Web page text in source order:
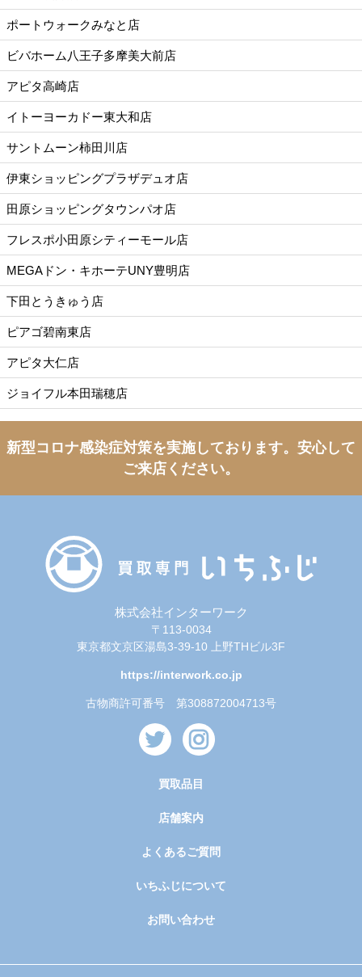
ポートウォークみなと店
ビバホーム八王子多摩美大前店
アピタ高崎店
イトーヨーカドー東大和店
サントムーン柿田川店
伊東ショッピングプラザデュオ店
田原ショッピングタウンパオ店
フレスポ小田原シティーモール店
MEGAドン・キホーテUNY豊明店
下田とうきゅう店
ピアゴ碧南東店
アピタ大仁店
ジョイフル本田瑞穂店
新型コロナ感染症対策を実施しております。 安心して
ご来店ください。
株式会社インターワーク
〒113-0034
東京都文京区湯島3-39-10 上野THビル3F
https://interwork.co.jp
古物商許可番号 第308872004713号
買取品目
店舗案内
よくあるご質問
いちふじについて
お問い合わせ